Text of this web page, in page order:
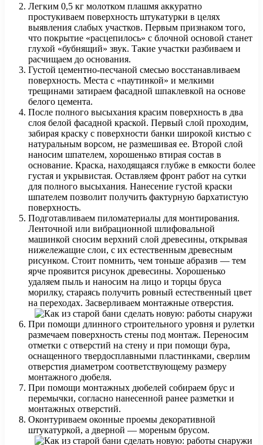
Легким 0,5 кг молотком плашмя аккуратно
простукиваем поверхность штукатурки в целях
выявления слабых участков. Первым признаком того,
что покрытие «расцепилось» с блочной основой станет
глухой «бубнящий» звук. Такие участки разбиваем и
расчищаем до основания.
Густой цементно-песчаной смесью восстанавливаем
поверхность. Места с «паутинкой» и мелкими
трещинами затираем фасадной шпаклевкой на основе
белого цемента.
После полного высыхания красим поверхность в два
слоя белой фасадной краской. Первый слой проходим,
забирая краску с поверхности банки широкой кистью с
натуральным ворсом, не размешивая ее. Второй слой
наносим шпателем, хорошенько втирая состав в
основание. Краска, находящаяся глубже в емкости более
густая и укрывистая. Оставляем фронт работ на сутки
для полного высыхания. Нанесение густой краски
шпателем позволит получить фактурную бархатистую
поверхность.
Подготавливаем пиломатериалы для монтирования.
Ленточной или вибрационной шлифовальной
машинкой сносим верхний слой древесины, открывая
нижележащие слои, с их естественным древесным
рисунком. Стоит помнить, чем тоньше абразив — тем
ярче проявится рисунок древесины. Хорошенько
удаляем пыль и наносим на лицо и торцы бруса
морилку, стараясь получить ровный естественный цвет
на переходах. Засверливаем монтажные отверстия.
При помощи длинного строительного уровня и рулетки
размечаем поверхность стены под монтаж. Переносим
отметки с отверстий на стену и при помощи бура,
оснащенного твердосплавными пластинками, сверлим
отверстия диаметром соответствующему размеру
монтажного дюбеля.
При помощи монтажных дюбелей собираем брус и
перемычки, согласно нанесенной ранее разметки и
монтажных отверстий.
Оконтуриваем оконные проемы декоративной
штукатуркой, а дверной — мореным брусом.